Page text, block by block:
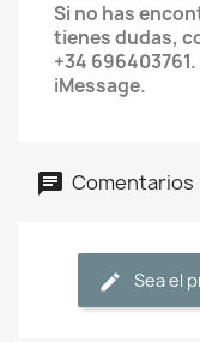
Si no has
tienes dudas,
+34
iMessage.
Comentarios
Sea el